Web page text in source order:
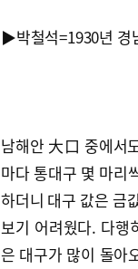
▶박철석=1930년 경
남해안 大口 중에서
마다 통대구 몇 마리
하더니 대구 값은 금
보기 어려웠다. 다행
은 대구가 많이 돌아